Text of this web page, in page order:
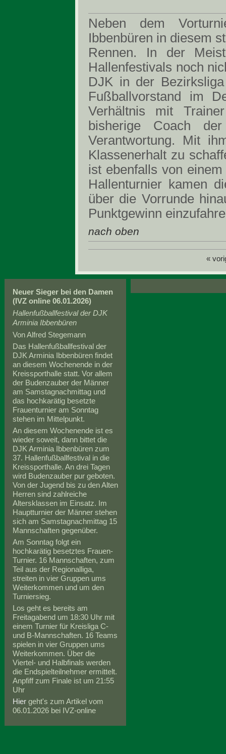
Neben dem
Ibbenbüren in diesem
Rennen. In der
Hallenfestivals noch
DJK in der
Fußballvorstand im
Verhältnis mit
bisherige Coach
Verantwortung. Mit
Klassenerhalt zu
ist ebenfalls von
Hallenturnier kamen
über die Vorrunde
Punktgewinn
nach oben
«
Neuer Sieger bei den Damen
(IVZ online 06.01.2026)
Hallenfußballfestival der DJK
Arminia Ibbenbüren
Von Alfred Stegemann
Das Hallenfußballfestival der
DJK Arminia Ibbenbüren findet
an diesem Wochenende in der
Kreissporthalle statt. Vor allem
der Budenzauber der Männer
am Samstagnachmittag und
das hochkarätig besetzte
Frauenturnier am Sonntag
stehen im Mittelpunkt.
An diesem Wochenende ist es
wieder soweit, dann bittet die
DJK Arminia Ibbenbüren zum
37. Hallenfußballfestival in die
Kreissporthalle. An drei Tagen
wird Budenzauber pur geboten.
Von der Jugend bis zu den Alten
Herren sind zahlreiche
Altersklassen im Einsatz. Im
Hauptturnier der Männer stehen
sich am Samstagnachmittag 15
Mannschaften gegenüber.
Am Sonntag folgt ein
hochkarätig besetztes Frauen-
Turnier. 16 Mannschaften, zum
Teil aus der Regionalliga,
streiten in vier Gruppen ums
Weiterkommen und um den
Turniersieg.
Los geht es bereits am
Freitagabend um 18:30 Uhr mit
einem Turnier für Kreisliga C-
und B-Mannschaften. 16 Teams
spielen in vier Gruppen ums
Weiterkommen. Über die
Viertel- und Halbfinals werden
die Endspielteilnehmer ermittelt.
Anpfiff zum Finale ist um 21:55
Uhr
Hier geht's zum Artikel vom
06.01.2026 bei IVZ-online